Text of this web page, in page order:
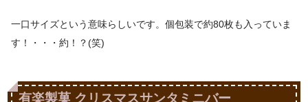
一口サイズという意味らしいです。個包装で約80枚も入っていま
す！・・・約！？(笑)
有楽製菓 クリスマスサンタミニバー